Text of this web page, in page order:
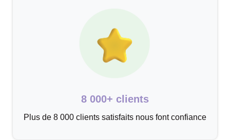
8 000+ clients
Plus de 8 000 clients satisfaits nous font confiance